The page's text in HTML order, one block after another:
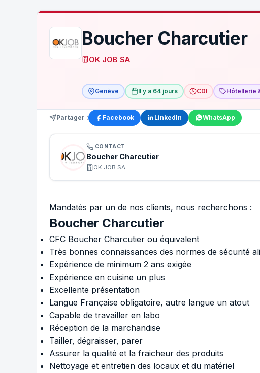
Boucher Charcutier
OK JOB SA
Genève Il y a 64 jours CDI Hôtellerie
Partager : Facebook LinkedIn WhatsApp
CONTACT
Boucher Charcutier
OK JOB SA
Mandatés par un de nos clients, nous recherchons :
Boucher Charcutier
CFC Boucher Charcutier ou équivalent
Très bonnes connaissances des normes de sécurité
Expérience de minimum 2 ans exigée
Expérience en cuisine un plus
Excellente présentation
Langue Française obligatoire, autre langue un atout
Capable de travailler en labo
Réception de la marchandise
Tailler, dégraisser, parer
Assurer la qualité et la fraicheur des produits
Nettoyage et entretien des locaux et du matériel